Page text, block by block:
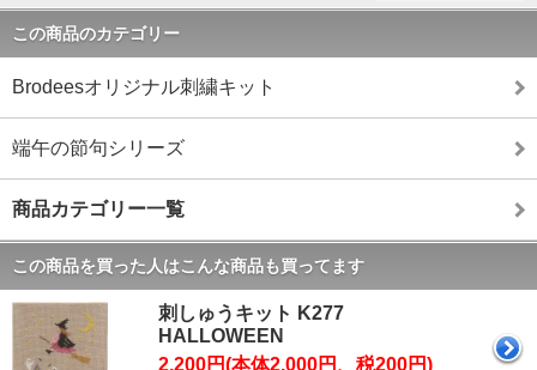
この商品のカテゴリー
Brodeesオリジナル刺繍キット
端午の節句シリーズ
商品カテゴリー一覧
この商品を買った人はこんな商品も買ってます
刺しゅうキット K277
HALLOWEEN
2,200円(本体2,000円、税200円)